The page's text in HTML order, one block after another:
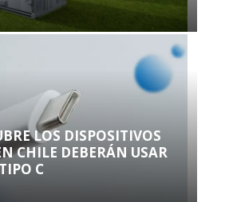
LOS DISPOSITIVOS
CHILE DEBERÁN USAR
C